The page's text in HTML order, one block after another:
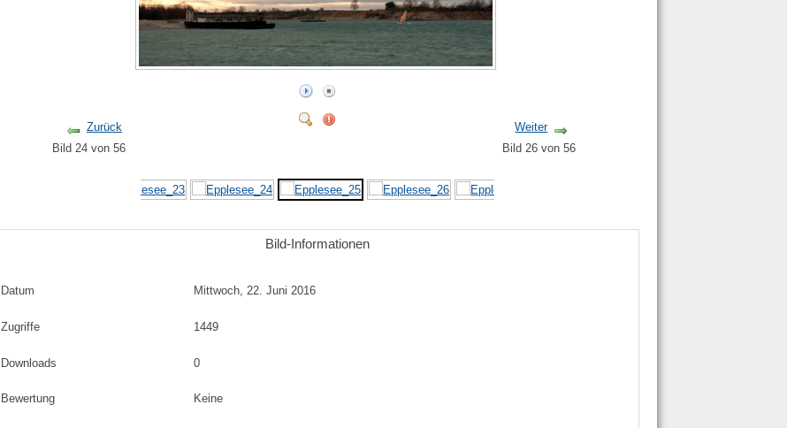
Zurück
Bild 24 von 56
Weiter
Bild 26 von 56
Bild-Informationen
Datum Mittwoch, 22. Juni 2016
Zugriffe 1449
Downloads 0
Bewertung Keine